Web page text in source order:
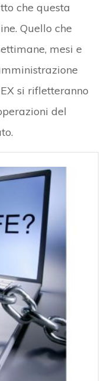
che questa
Quello che
mesi e
si rifletteranno
del